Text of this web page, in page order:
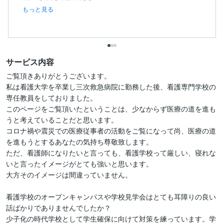
もっと見る
サービス内容
ご覧頂きありがとうございます。
私は看護大学を卒業し三次救急病院に勤務した後、看護専門学校の
専任教員をしておりました。
このページをご覧頂いたということは、少なからず医療の道を進も
うと考えていることだと思います。
コロナ禍や震災での医療従事者の活動をご覧になって尚、医療の道
を進もうとするあなたの気持ち尊敬致します。
ただ、看護師になりたいと言っても、看護学校って厳しい、寝れな
いと言ったイメージがとても強いと思います。
大方そのイメージは間違っていません。
看護学校のオープンキャンパスや学校見学会はとても耳障りの良い
話ばかりでありませんでしたか？
少子化の時代学校として学生確保に向けて対策を練っています。学